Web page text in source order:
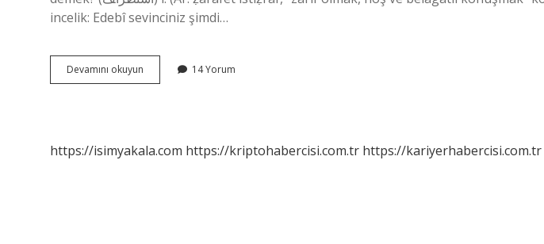
incelik: Edebî sevinciniz şimdi…
Devamını okuyun
Ne
14 Yorum
https://isimyakala.com https://kriptohabercisi.com.tr https://kariyerhabercisi.com.tr